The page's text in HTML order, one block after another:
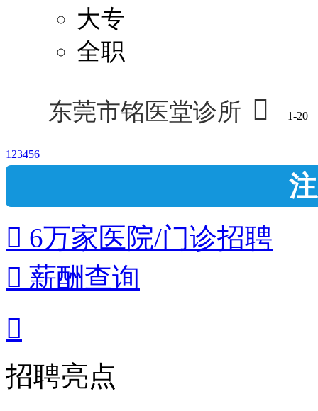
大专
全职
东莞市铭医堂诊所  1-20
1 23456
 6万家医院/门诊招聘
 薪酬查询

招聘亮点